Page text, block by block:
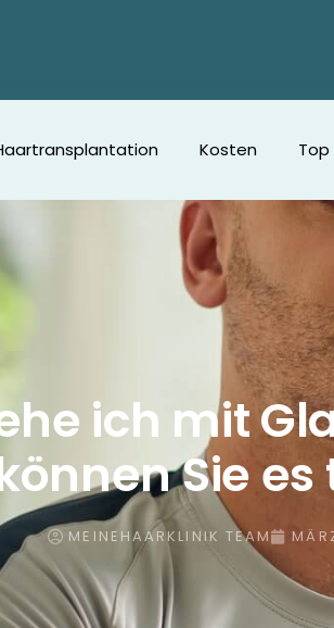
Kosten Top
ich mit
Sie
MEINEHAARKLINIK TEAM